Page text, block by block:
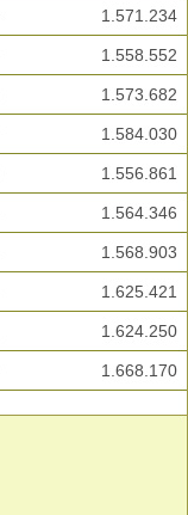
1.571.234
1.558.552
1.573.682
1.584.030
1.556.861
1.564.346
1.568.903
1.625.421
1.624.250
1.668.170